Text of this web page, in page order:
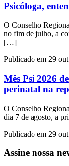
Psicóloga,
O Conselho
no fim de julho, a
[…]
Publicado em 29
Mês Psi 2026
perinatal na
O Conselho
dia 7 de agosto, a
Publicado em 29
Assine nossa